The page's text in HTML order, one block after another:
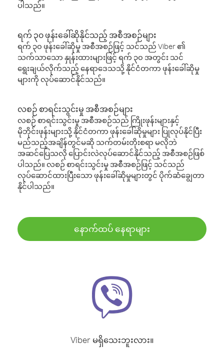
ပါသည်။
ရက် ၃၀ ဖုန်းခေါ်ဆိုနိုင်သည့် အစီအစဉ်များ
ရက် ၃၀ ဖုန်းခေါ်ဆိုမှု အစီအစဉ်ဖြင့် သင်သည် Viber ၏
သက်သာသော နှုန်းထားများဖြင့် ရက် ၃၀ အတွင်း သင်
ရွေးချယ်လိုက်သည့် နေရာဒေသသို့ နိုင်ငံတကာ ဖုန်းခေါ်ဆိုမှု
များကို လုပ်ဆောင်နိုင်သည်။
လစဉ် စာရင်းသွင်းမှု အစီအစဉ်များ
လစဉ် စာရင်းသွင်းမှု အစီအစဉ်သည် ကြိုးဖုန်းများနှင့်
မိုဘိုင်းဖုန်းများသို့ နိုင်ငံတကာ ဖုန်းခေါ်ဆိုမှုများ ပြုလုပ်နိုင်ပြီး
မည်သည့်အချိန်တွင်မဆို သက်တမ်းတိုးစရာ မလိုဘဲ
အဆင်ပြေသလို ပြောင်းလဲလုပ်ဆောင်နိုင်သည့် အစီအစဉ်ဖြစ်
ပါသည်။ လစဉ် စာရင်းသွင်းမှု အစီအစဉ်ဖြင့် သင်သည်
လုပ်ဆောင်ထားပြီးသော ဖုန်းခေါ်ဆိုမှုများတွင် ပိုက်ဆံချွေတာ
နိုင်ပါသည်။
နောက်ထပ် နေရာများ
Viber မရှိသေးဘူးလား။